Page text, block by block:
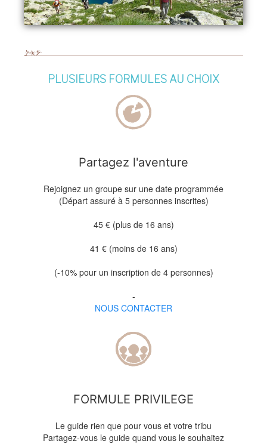
PLUSIEURS FORMULES AU CHOIX
Partagez l'aventure
Rejoignez un groupe sur une date programmée
(Départ assuré à 5 personnes inscrites)
45 € (plus de 16 ans)
41 € (moins de 16 ans)
(-10% pour un inscription de 4 personnes)
-
NOUS CONTACTER
FORMULE PRIVILEGE
Le guide rien que pour vous et votre tribu
Partagez-vous le guide quand vous le souhaitez